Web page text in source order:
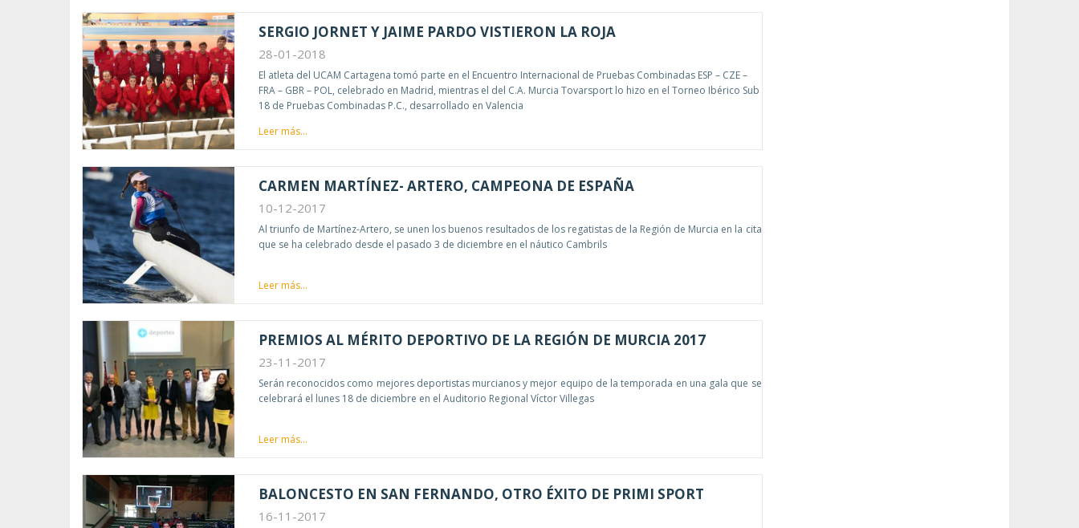
SERGIO JORNET Y JAIME PARDO VISTIERON LA ROJA
28-01-2018
El atleta del UCAM Cartagena tomó parte en el Encuentro Internacional de Pruebas Combinadas ESP – CZE –
FRA – GBR – POL, celebrado en Madrid, mientras el del C.A. Murcia Tovarsport lo hizo en el Torneo Ibérico Sub
18 de Pruebas Combinadas P.C., desarrollado en Valencia
Leer más...
CARMEN MARTÍNEZ- ARTERO, CAMPEONA DE ESPAÑA
10-12-2017
Al triunfo de Martínez-Artero, se unen los buenos resultados de los regatistas de la Región de Murcia en la cita
que se ha celebrado desde el pasado 3 de diciembre en el náutico Cambrils
Leer más...
PREMIOS AL MÉRITO DEPORTIVO DE LA REGIÓN DE MURCIA 2017
23-11-2017
Serán reconocidos como mejores deportistas murcianos y mejor equipo de la temporada en una gala que se
celebrará el lunes 18 de diciembre en el Auditorio Regional Víctor Villegas
Leer más...
BALONCESTO EN SAN FERNANDO, OTRO ÉXITO DE PRIMI SPORT
16-11-2017